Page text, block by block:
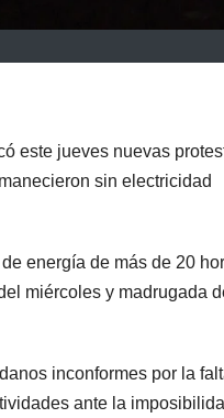
este jueves nuevas
sin electricidad
energía de más de 20
miércoles y madrugada
inconformes por la
ante la